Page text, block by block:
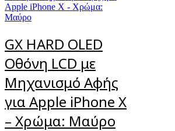
GX HARD OLED
Οθόνη LCD με
Μηχανισμό Αφής
για Apple iPhone X
– Χρώμα: Μαύρο